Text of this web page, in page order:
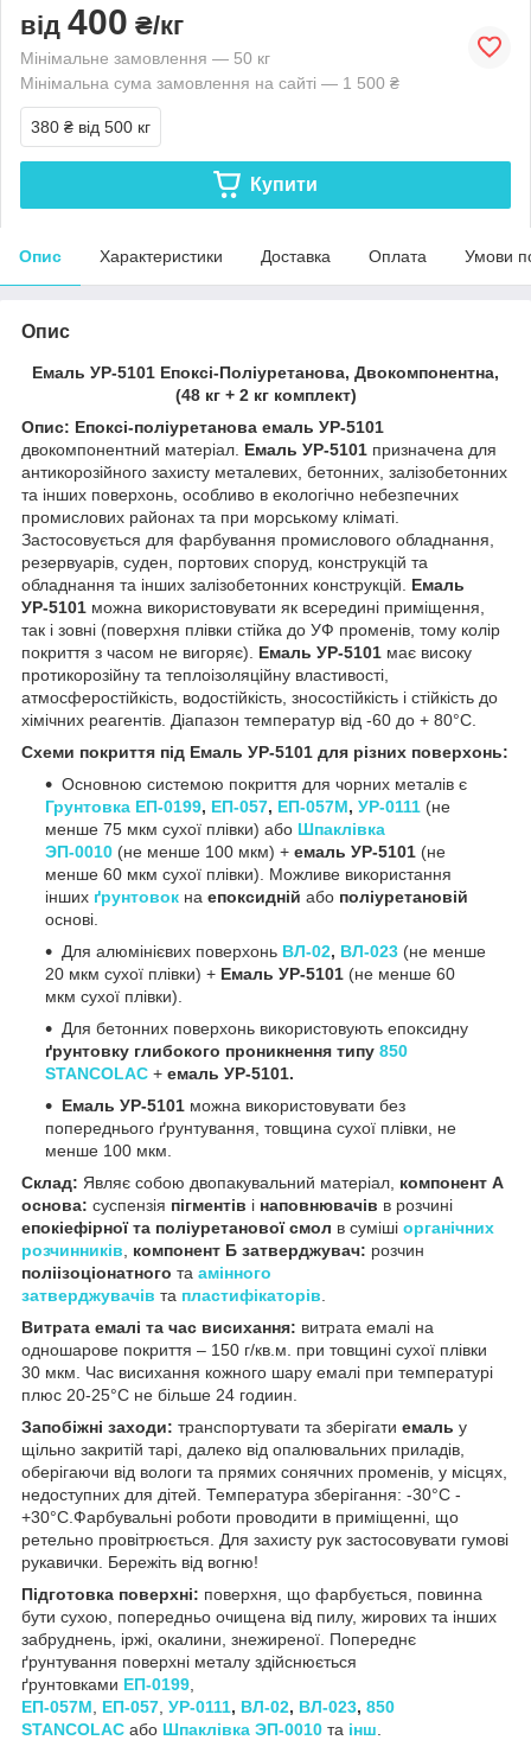
від 400 ₴/кг
Мінімальне замовлення — 50 кг
Мінімальна сума замовлення на сайті — 1 500 ₴
380 ₴ від 500 кг
Купити
Опис Характеристики Доставка Оплата Умови
Опис
Емаль УР-5101 Епоксі-Поліуретанова, Двокомпонентна,
(48 кг + 2 кг комплект)
Опис: Епоксі-поліуретанова емаль УР-5101
двокомпонентний матеріал. Емаль УР-5101 призначена для
антикорозійного захисту металевих, бетонних, залізобетонних
та інших поверхонь, особливо в екологічно небезпечних
промислових районах та при морському кліматі.
Застосовується для фарбування промислового обладнання,
резервуарів, суден, портових споруд, конструкцій та
обладнання та інших залізобетонних конструкцій. Емаль
УР-5101 можна використовувати як всередині приміщення,
так і зовні (поверхня плівки стійка до УФ променів, тому колір
покриття з часом не вигоряє).
Емаль УР-5101 має високу
протикорозійну та теплоізоляційну властивості,
атмосферостійкість, водостійкість, зносостійкість і стійкість до
хімічних реагентів. Діапазон температур від -60 до + 80°C.
Схеми покриття під Емаль УР-5101 для різних поверхонь:
Основною системою покриття для чорних металів є
Грунтовка ЕП-0199, ЕП-057, ЕП-057М, УР-0111 (не
менше 75 мкм сухої плівки) або Шпаклівка
ЭП-0010 (не менше 100 мкм) + емаль УР-5101 (не
менше 60 мкм сухої плівки). Можливе використання
інших ґрунтовок на епоксидній або поліуретановій
основі.
Для алюмінієвих поверхонь ВЛ-02, ВЛ-023 (не менше
20 мкм сухої плівки) + Емаль УР-5101 (не менше 60
мкм сухої плівки).
Для бетонних поверхонь використовують епоксидну
ґрунтовку глибокого проникнення типу 850
STANCOLAC + емаль УР-5101.
Емаль УР-5101 можна використовувати без
попереднього ґрунтування, товщина сухої плівки, не
менше 100 мкм.
Склад: Являє собою двопакувальний матеріал, компонент А
основа: суспензія пігментів і наповнювачів в розчині
епокіефірної та поліуретанової смол в суміші органічних
розчинників
компонент Б затверджувач: розчин
поліізоціонатного та амінного
затверджувачів та пластифікаторів
Витрата емалі та час висихання: витрата емалі на
одношарове покриття – 150 г/кв.м. при товщині сухої плівки
30 мкм. Час висихання кожного шару емалі при температурі
плюс 20-25°C не більше 24 годиин.
Запобіжні заходи: транспортувати та зберігати емаль у
щільно закритій тарі, далеко від опалювальних приладів,
оберігаючи від вологи та прямих сонячних променів, у місцях,
недоступних для дітей. Температура зберігання: -30°C -
+30°C.Фарбувальні роботи проводити в приміщенні, що
ретельно провітрюється. Для захисту рук застосовувати гумові
рукавички. Бережіть від вогню!
Підготовка поверхні: поверхня, що фарбується, повинна
бути сухою, попередньо очищена від пилу, жирових та інших
забруднень, іржі, окалини, знежиреної. Попереднє
ґрунтування поверхні металу здійснюється
ґрунтовками ЕП-0199
ЕП-057М
ЕП-057 УР-0111, ВЛ-02, ВЛ-023, 850
STANCOLAC або Шпаклівка ЭП-0010 та інш